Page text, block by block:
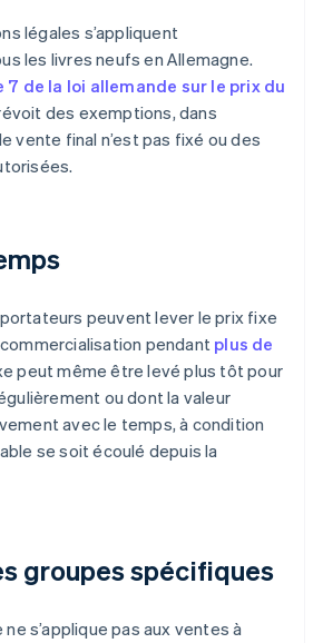
légales s’appliquent
les livres neufs en Allemagne.
7 de la loi allemande sur le prix du
des exemptions, dans
vente final n’est pas fixé ou des
peuvent lever le prix fixe
commercialisation pendant plus de
peut même être levé plus tôt pour
ou dont la valeur
avec le temps, à condition
se soit écoulé depuis la
groupes spécifiques
s’applique pas aux ventes à